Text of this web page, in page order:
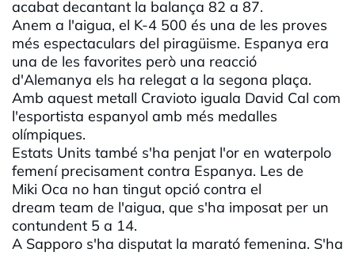
acabat decantant la balança 82 a 87.
Anem a l'aigua, el K-4 500 és una de les proves
més espectaculars del piragüisme. Espanya era
una de les favorites però una reacció
d'Alemanya els ha relegat a la segona plaça.
Amb aquest metall Cravioto iguala David Cal com
l'esportista espanyol amb més medalles
olímpiques.
Estats Units també s'ha penjat l'or en waterpolo
femení precisament contra Espanya. Les de
Miki Oca no han tingut opció contra el
dream team de l'aigua, que s'ha imposat per un
contundent 5 a 14.
A Sapporo s'ha disputat la marató femenina. S'ha